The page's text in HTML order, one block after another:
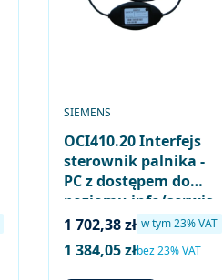
OCI410.20 Interfejs
sterownik palnika -
PC z dostępem do
poziomu info/serwis,
diagnoza (poprzez
ACS410)
PRODUCENT
SIEMENS
Cena brutto
1 702,38 zł w tym %s VAT
w tym23%VAT
Cena netto
1 384,05 złbez 23% VAT